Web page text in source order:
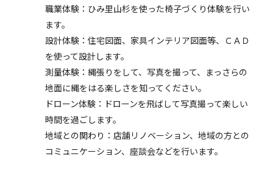
職業体験：ひみ里山杉を使った椅子づくり体験を行い
ます。
設計体験：住宅図面、家具インテリア図面等、ＣＡＤ
を使って設計します。
測量体験：縄張りをして、写真を撮って、まっさらの
地面に縄をはる楽しさを知ってください。
ドローン体験：ドローンを飛ばして写真撮って楽しい
時間を過ごします。
地域との関わり：店舗リノベーション、地域の方との
コミュニケーション、座談会などを行います。